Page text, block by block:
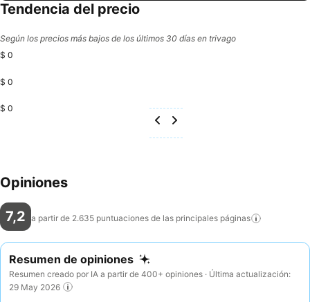
Tendencia del precio
Según los precios más bajos de los últimos 30 días en trivago
$ 0
$ 0
$ 0
Opiniones
7,2 a partir de 2.635 puntuaciones de las principales páginas
Resumen de opiniones
Resumen creado por IA a partir de 400+ opiniones · Última actualización:
29 May 2026